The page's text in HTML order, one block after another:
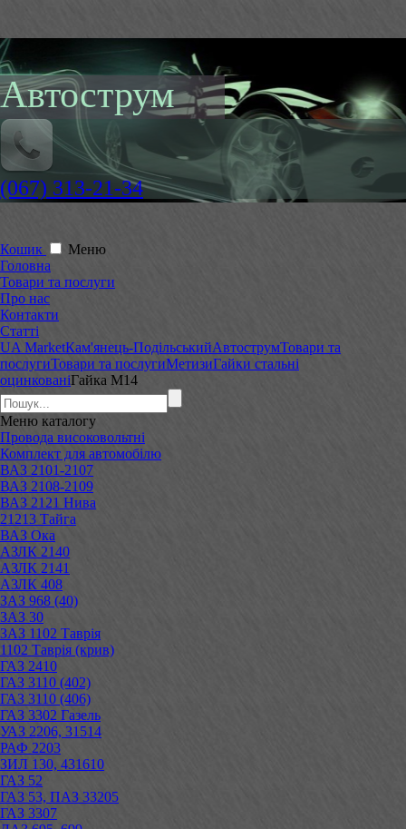
Автострум
(067) 313-21-34
Кошик
Меню
Головна
Товари та послуги
Про нас
Контакти
Статті
UA MarketКам'янець-ПодільськийАвтострумТовари та
послугиТовари та послугиМетизиГайки стальні
оцинкованіГайка М14
Меню каталогу
Провода високовольтні
Комплект для автомобілю
ВАЗ 2101-2107
ВАЗ 2108-2109
ВАЗ 2121 Нива
21213 Тайга
ВАЗ Ока
АЗЛК 2140
АЗЛК 2141
АЗЛК 408
ЗАЗ 968 (40)
ЗАЗ 30
ЗАЗ 1102 Таврія
1102 Таврія (крив)
ГАЗ 2410
ГАЗ 3110 (402)
ГАЗ 3110 (406)
ГАЗ 3302 Газель
УАЗ 2206, 31514
РАФ 2203
ЗИЛ 130, 431610
ГАЗ 52
ГАЗ 53, ПАЗ 33205
ГАЗ 3307